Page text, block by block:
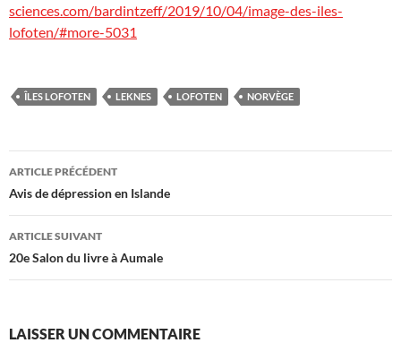
sciences.com/bardintzeff/2019/10/04/image-des-iles-
lofoten/#more-5031
ÎLES LOFOTEN LEKNES LOFOTEN NORVÈGE
Navigation
des
articles
ARTICLE PRÉCÉDENT
Avis de dépression en Islande
ARTICLE SUIVANT
20e Salon du livre à Aumale
LAISSER UN COMMENTAIRE